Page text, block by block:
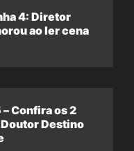
4: Diretor
ao ler cena
Confira os 2
Destino